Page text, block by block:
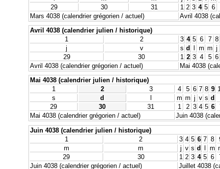
29
30 31 1 2 3 4 5 6
Mars 4038 (calendrier grégorien / actuel)
Avril 4038
Avril 4038 (calendrier julien / historique)
1
2 3 4 5 6 7 8
j
v s d m m j
29
30 1 2 3 4 5 6
Avril 4038 (calendrier grégorien / actuel)
Mai 4038
Mai 4038 (calendrier julien / historique)
1
2 3 4 5 6 7 8 9
s
d m m j v s d
29
30 31 1 2 3 4 5 6
Mai 4038 (calendrier grégorien / actuel)
Juin 4038
Juin 4038 (calendrier julien / historique)
1
2 3 4 5 6 7 8
m
m j v s d l m
29
30 1 2 3 4 5 6
Juin 4038 (calendrier grégorien / actuel)
Juillet 4038